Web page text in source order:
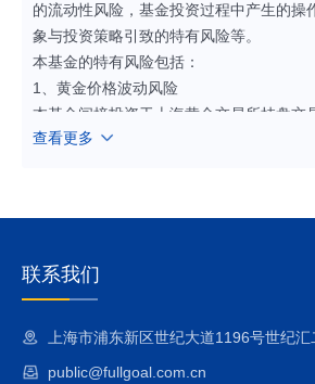
的流动性风险，基金投资过程中产生的操
象与投资策略引致的特有风险等。
本基金的特有风险包括：
1、黄金价格波动风险
本基金间接投资于上海黄金交易所挂盘交
黄金价格波动为本基金的主要风险。其中
化。（4）全球或地区政治、经济、金融
2、本基金为目标ETF联接基金，投资于目
基金资产净值的90%，因此，本基金将面
场交易价格折溢价的风险、参考IOPV决策
险、退市风险、申购/赎回失败的风险、基
查看更多
联系我们
上海市浦东新区世纪大道1196号世纪
public@fullgoal.com.cn